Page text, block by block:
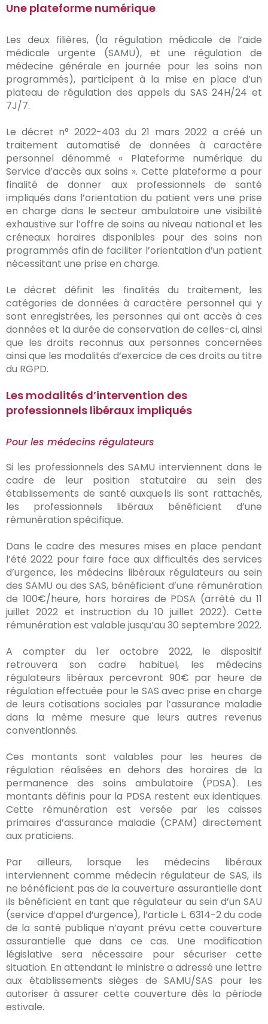
Une plateforme numérique
Les deux filières, (la régulation médicale de l’aide
médicale urgente (SAMU), et une régulation de
médecine générale en journée pour les soins non
programmés), participent à la mise en place d’un
plateau de régulation des appels du SAS 24H/24 et
7J/7.
Le décret n° 2022-403 du 21 mars 2022 a créé un
traitement automatisé de données à caractère
personnel dénommé « Plateforme numérique du
Service d’accès aux soins ». Cette plateforme a pour
finalité de donner aux professionnels de santé
impliqués dans l’orientation du patient vers une prise
en charge dans le secteur ambulatoire une visibilité
exhaustive sur l’offre de soins au niveau national et les
créneaux horaires disponibles pour des soins non
programmés afin de faciliter l’orientation d’un patient
nécessitant une prise en charge.
Le décret définit les finalités du traitement, les
catégories de données à caractère personnel qui y
sont enregistrées, les personnes qui ont accès à ces
données et la durée de conservation de celles-ci, ainsi
que les droits reconnus aux personnes concernées
ainsi que les modalités d’exercice de ces droits au titre
du RGPD.
Les modalités d’intervention des
professionnels libéraux impliqués
Pour les médecins régulateurs
Si les professionnels des SAMU interviennent dans le
cadre de leur position statutaire au sein des
établissements de santé auxquels ils sont rattachés,
les professionnels libéraux bénéficient d’une
rémunération spécifique.
Dans le cadre des mesures mises en place pendant
l’été 2022 pour faire face aux difficultés des services
d’urgence, les médecins libéraux régulateurs au sein
des SAMU ou des SAS, bénéficient d’une rémunération
de 100€/heure, hors horaires de PDSA (arrêté du 11
juillet 2022 et instruction du 10 juillet 2022). Cette
rémunération est valable jusqu’au 30 septembre 2022.
A compter du 1er octobre 2022, le dispositif
retrouvera son cadre habituel, les médecins
régulateurs libéraux percevront 90€ par heure de
régulation effectuée pour le SAS avec prise en charge
de leurs cotisations sociales par l’assurance maladie
dans la même mesure que leurs autres revenus
conventionnés.
Ces montants sont valables pour les heures de
régulation réalisées en dehors des horaires de la
permanence des soins ambulatoire (PDSA). Les
montants définis pour la PDSA restent eux identiques.
Cette rémunération est versée par les caisses
primaires d’assurance maladie (CPAM) directement
aux praticiens.
Par ailleurs, lorsque les médecins libéraux
interviennent comme médecin régulateur de SAS, ils
ne bénéficient pas de la couverture assurantielle dont
ils bénéficient en tant que régulateur au sein d’un SAU
(service d’appel d’urgence), l’article L. 6314-2 du code
de la santé publique n’ayant prévu cette couverture
assurantielle que dans ce cas. Une modification
législative sera nécessaire pour sécuriser cette
situation. En attendant le ministre a adressé une lettre
aux établissements sièges de SAMU/SAS pour les
autoriser à assurer cette couverture dès la période
estivale.